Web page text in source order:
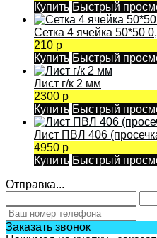
Купить Быстрый
Сетка 4 ячейка 50*50
210 р
Купить Быстрый
Лист г/к 2 мм
2300 р
Купить Быстрый
Лист ПВЛ 406
4950 р
Купить Быстрый
Отправка...
Заказать звонок